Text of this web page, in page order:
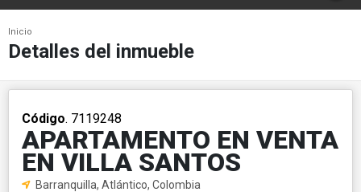
Inicio
Detalles del inmueble
Código. 7119248
APARTAMENTO EN VENTA
EN VILLA SANTOS
Barranquilla, Atlántico, Colombia